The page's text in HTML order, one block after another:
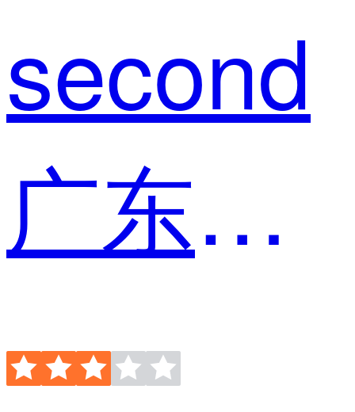
second
广东凯特 主管